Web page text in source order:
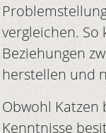
vergleichen.
Beziehungen
herstellen und
Obwohl
Kenntnisse